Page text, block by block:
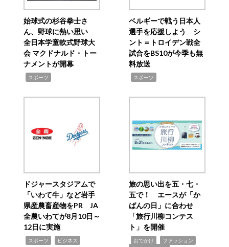
始球式の杉谷拳士さ
ん、野球に熱い思い
全日本学童軟式野球大
会 マクドナルド・トー
ナメントが開幕
スポーツ
ベルギーで戦う日本人
選手を応援しよう シ
ント＝トロイデン戦全
試合をBS10が今季も無
料放送
スポーツ
ドジャースタジアムで
「いわて牛」など岩手
県産農畜産物をPR JA
全農いわてが8月10日～
12日に実施
スポーツ ビジネス
旅の思い出を五・七・
五で！ エースが「か
ばんの日」に合わせ
「旅行川柳コンテス
ト」を開催
おでかけ ファッション